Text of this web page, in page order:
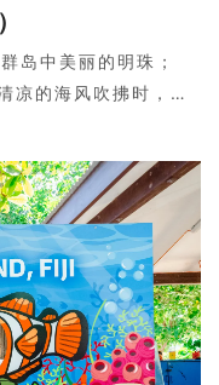
岛中美丽的明珠；
的海风吹拂时，让